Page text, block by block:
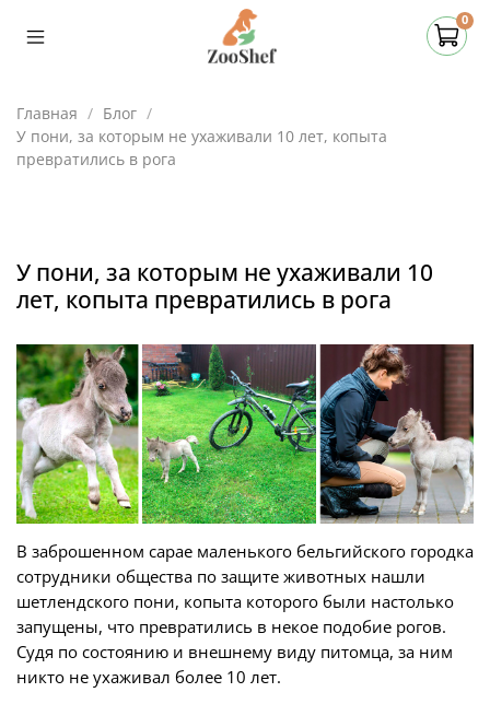
0
Главная
Блог
У пони, за которым не ухаживали 10 лет, копыта
превратились в рога
У пони, за которым не ухаживали 10
лет, копыта превратились в рога
В заброшенном сарае маленького бельгийского городка
сотрудники общества по защите животных нашли
шетлендского пони, копыта которого были настолько
запущены, что превратились в некое подобие рогов.
Судя по состоянию и внешнему виду питомца, за ним
никто не ухаживал более 10 лет.